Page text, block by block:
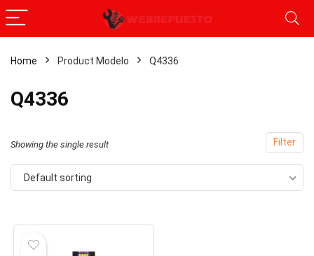
Home Product Modelo ‎Q4336
‎Q4336
Filter
Showing the single result
Default sorting